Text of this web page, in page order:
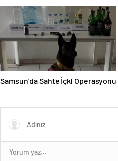
Samsun’da Sahte İçki Operasyonu